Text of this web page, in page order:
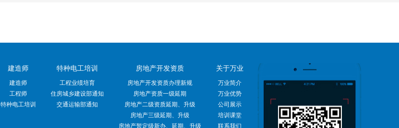
建造师
建造师
工程师
特种电工培训
特种电工培训
工程业绩培育
住房城乡建设部通知
交通运输部通知
房地产开发资质
房地产开发资质办理新规
房地产资质一级延期
房地产二级资质延期、升级
房地产三级延期、升级
房地产暂定级新办、延期、升级
关于万业
万业简介
万业优势
公司展示
培训课堂
联系我们